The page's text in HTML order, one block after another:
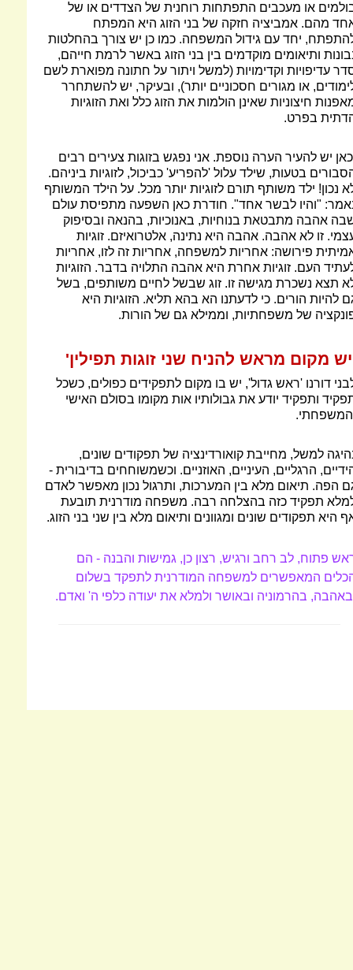
או מעכבים התפתחות רוחנית של הצדדים או של
מהם. אמביציה חזקה של בני הזוג היא המפתח
יחד עם גידול המשפחה. כמו כן יש צורך בהחלטות
ותיאומים מוקדמים בין בני הזוג באשר לרמת חייהם,
עדיפויות וקדימויות (למשל ויתור על חתונה מפוארת לשם
או מגורים חסכוניים יותר), ובעיקר, יש להשתחרר
חיצוניות שאינן הולמות את הזוג כלל ואת הזוגיות
בפרט.
יש להעיר הערה נוספת. אני נפגש בזוגות צעירים רבים
בטעות, שילד עלול 'להפריע' כביכול, לזוגיות ביניהם.
נכון! ילד משותף תורם לזוגיות יותר מכל. על הילד המשותף
"והיו לבשר אחד". חודרת כאן השפעה מתפיסת עולם
אהבה מתבטאת בנוחיות, באנוכיות, בהנאה ובסיפוק
זו לא אהבה. אהבה היא נתינה, אלטרואיזם. זוגיות
פירושה: אחריות למשפחה, אחריות זה לזו, אחריות
העם. זוגיות אחרת היא אהבה התלויה בדבר. הזוגיות
תצא נשכרת מגישה זו. זוג שבשל לחיים משותפים, בשל
להיות הורים. כי לדעתנו הא בהא תליא. הזוגיות היא
של משפחתיות, וממילא גם של הורות.
מקום מראש להניח שני זוגות תפילין'
דורנו 'ראש גדול', יש בו מקום לתפקידים כפולים, כשכל
ותפקיד יודע את גבולותיו אות מקומו בסולם האישי
למשל, מחייבת קואורדינציה של תפקודים שונים,
הרגליים, העיניים, האוזניים. וכשמשוחחים בדיבורית -
הפה. תיאום מלא בין המערכות, ותרגול נכון מאפשר לאדם
תפקיד כזה בהצלחה רבה. משפחה מודרנית תובעת
היא תפקודים שונים ומגוונים ותיאום מלא בין שני בני הזוג.
פתוח, לב רחב ורגיש, רצון כן, גמישות והבנה - הם
המאפשרים למשפחה המודרנית לתפקד בשלום
בהרמוניה ובאושר ולמלא את יעודה כלפי ה' ואדם.